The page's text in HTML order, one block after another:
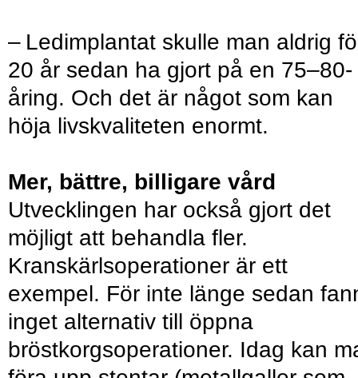
– Ledimplantat skulle man aldrig
20 år sedan ha gjort på en 75–80-
åring. Och det är något som kan
höja livskvaliteten enormt.
Mer, bättre, billigare vård
Utvecklingen har också gjort det
möjligt att behandla fler.
Kranskärlsoperationer är ett
exempel. För inte länge sedan
inget alternativ till öppna
bröstkorgsoperationer. Idag kan